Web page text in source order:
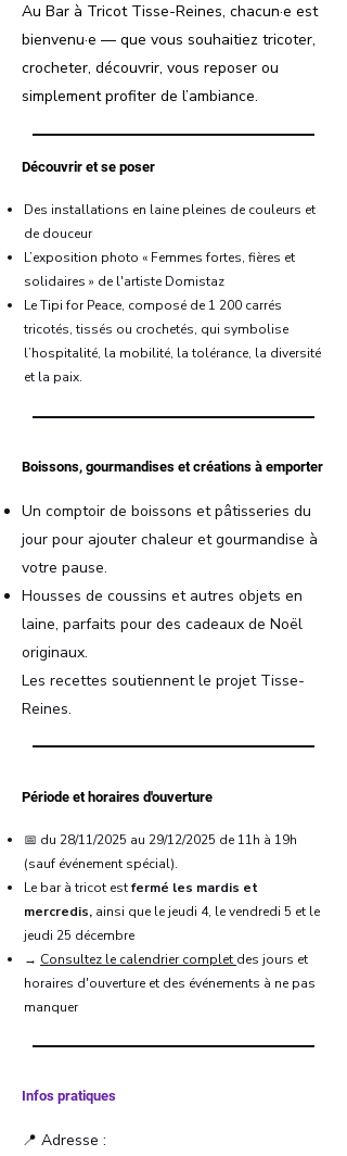
Au Bar à Tricot Tisse-Reines, chacun·e est
bienvenu·e — que vous souhaitiez tricoter,
crocheter, découvrir, vous reposer ou
simplement profiter de l’ambiance.
Découvrir et se poser
Des installations en laine pleines de couleurs et
de douceur
L’exposition photo « Femmes fortes, fières et
solidaires » de l'artiste Domistaz
Le Tipi for Peace, composé de 1 200 carrés
tricotés, tissés ou crochetés, qui symbolise
l’hospitalité, la mobilité, la tolérance, la diversité
et la paix.
Boissons, gourmandises et créations à emporter
Un comptoir de boissons et pâtisseries du
jour pour ajouter chaleur et gourmandise à
votre pause.
Housses de coussins et autres objets en
laine, parfaits pour des cadeaux de Noël
originaux.
Les recettes soutiennent le projet Tisse-
Reines.
Période et horaires d'ouverture
📅 du 28/11/2025 au 29/12/2025 de 11h à 19h
(sauf événement spécial).
Le bar à tricot estfermé les mardis et
mercredis, ainsi que le jeudi 4, le vendredi 5 et le
jeudi 25 décembre
→ Consultez le calendrier complet des jours et
horaires d'ouverture et des événements à ne pas
manquer
Infos pratiques
📍 Adresse :